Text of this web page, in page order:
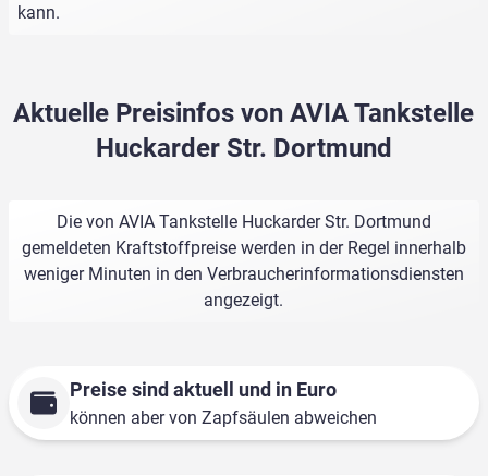
kann.
Aktuelle Preisinfos von AVIA Tankstelle
Huckarder Str. Dortmund
Die von AVIA Tankstelle Huckarder Str. Dortmund
gemeldeten Kraftstoffpreise werden in der Regel innerhalb
weniger Minuten in den Verbraucherinformationsdiensten
angezeigt.
Preise sind aktuell und in Euro
können aber von Zapfsäulen abweichen